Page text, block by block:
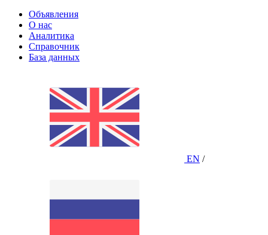
Объявления
О нас
Аналитика
Справочник
База данных
EN /